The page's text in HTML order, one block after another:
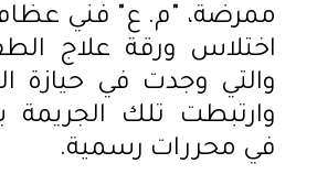
ممرضة، "م. ع" فني
اختلاس ورقة علاج
والتي وجدت في حيازة
وارتبطت تلك الجريمة
في محررات رسمية.